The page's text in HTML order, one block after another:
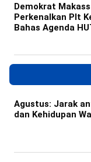
Demokrat
Perkenalkan Plt
Bahas Agenda
Agustus: Jarak
dan Kehidupan